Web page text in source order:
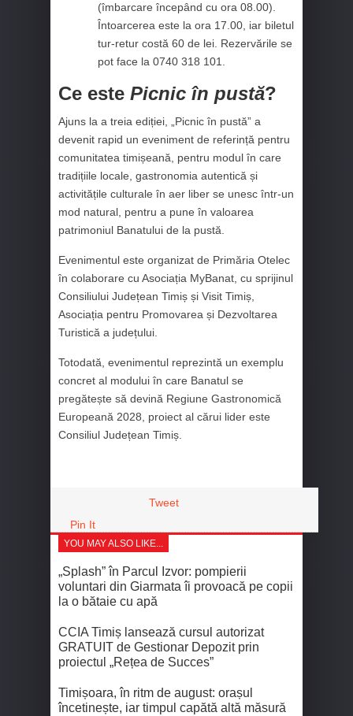
(îmbarcare începând cu ora 08.00).
Întoarcerea este la ora 17.00, iar biletul
tur-retur costă 60 de lei. Rezervările se
pot face la 0740 318 101.
Ce este Picnic în pustă?
Ajuns la a treia ediției, „Picnic în pustă” a
devenit rapid un eveniment de referință pentru
comunitatea timișeană, pentru modul în care
tradițiile locale, gastronomia autentică și
activitățile culturale în aer liber se unesc într-un
mod natural, pentru a pune în valoarea
patrimoniul Banatului de la pustă.
Evenimentul este organizat de Primăria Otelec
în colaborare cu Asociația MyBanat, cu sprijinul
Consiliului Județean Timiș și Visit Timiș,
Asociația pentru Promovarea și Dezvoltarea
Turistică a județului.
Totodată, evenimentul reprezintă un exemplu
concret al modului în care Banatul se
pregătește să devină Regiune Gastronomică
Europeană 2028, proiect al cărui lider este
Consiliul Județean Timiș.
Tweet
Pin It
YOU MAY ALSO LIKE...
„Splash” în Parcul Izvor: pompierii
voluntari din Giarmata îi provoacă pe copii
la o bătaie cu apă
CCIA Timiș lansează cursul autorizat
GRATUIT de Gestionar Depozit prin
proiectul „Rețea de Succes”
Timișoara, în ritm de august: orașul
încetinește, iar timpul capătă altă măsură